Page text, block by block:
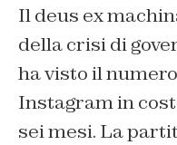
Il deus ex
della crisi di
ha visto il
Instagram in
sei mesi. La